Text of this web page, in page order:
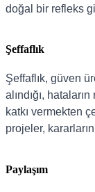
doğal bir refleks
Şeffaflık
Şeffaflık, güven
alındığı,
katkı vermekten
projeler,
Paylaşım